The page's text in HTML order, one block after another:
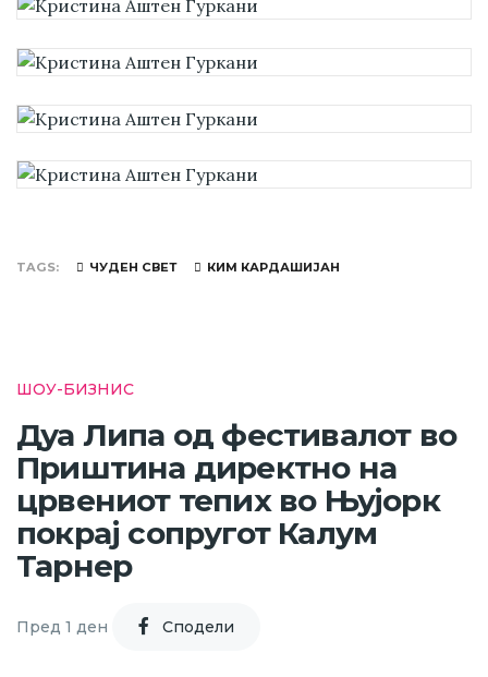
TAGS ЧУДЕН СВЕТ КИМ КАРДАШИЈАН
ШОУ-БИЗНИС
Дуа Липа од фестивалот во
Приштина директно на
црвениот тепих во Њујорк
покрај сопругот Калум
Тарнер
Пред 1 ден Cподели